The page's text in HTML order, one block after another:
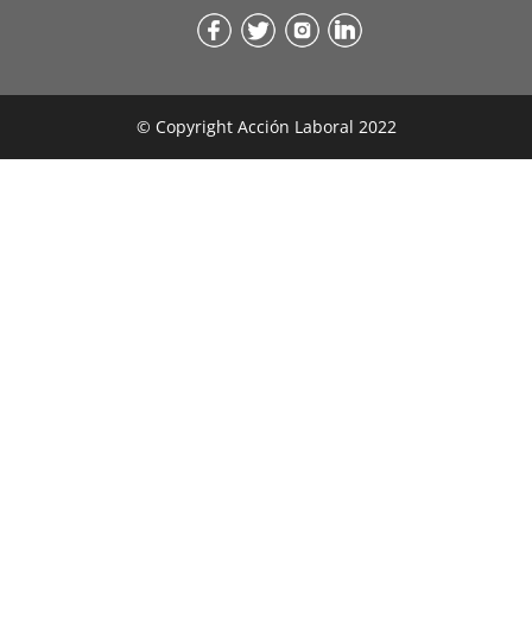
© Copyright Acción Laboral 2022